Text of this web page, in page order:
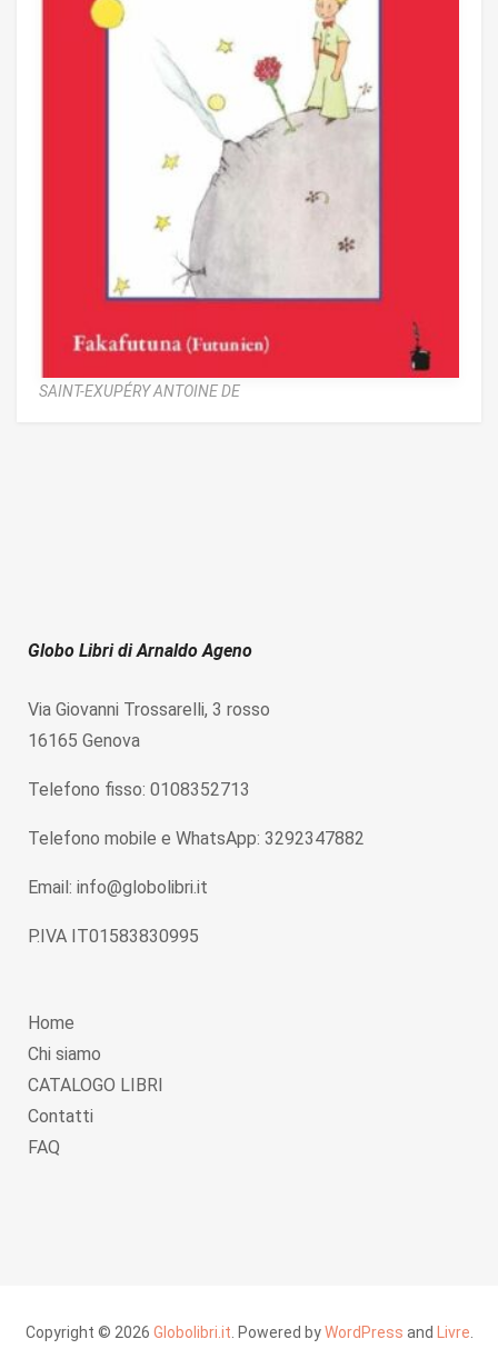
SAINT-EXUPÉRY ANTOINE DE
Globo Libri di Arnaldo Ageno
Via Giovanni Trossarelli, 3 rosso
16165 Genova
Telefono fisso: 0108352713
Telefono mobile e WhatsApp: 3292347882
Email: info@globolibri.it
P.IVA IT01583830995
Home
Chi siamo
CATALOGO LIBRI
Contatti
FAQ
Copyright © 2026 Globolibri.it. Powered byWordPress and Livre.